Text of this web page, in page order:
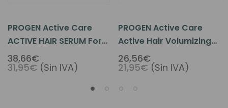
PROGEN Active Care
ACTIVE HAIR SERUM For
Thinning Hair 1.69oz
38,66€
31,95€ (Sin IVA)
PROGEN Active Care
Active Hair Volumizing
Shampoo For Thinning
Hair 6.76oz
26,56€
21,95€ (Sin IVA)